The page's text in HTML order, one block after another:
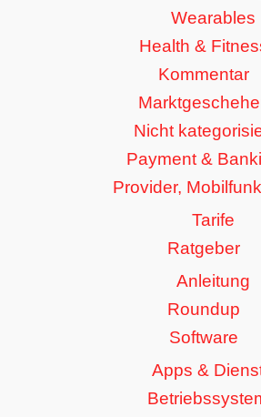
Wearables
Health &
Kommentar
Nicht
Payment &
Provider,
Tarife
Ratgeber
Anleitung
Roundup
Software
Apps &